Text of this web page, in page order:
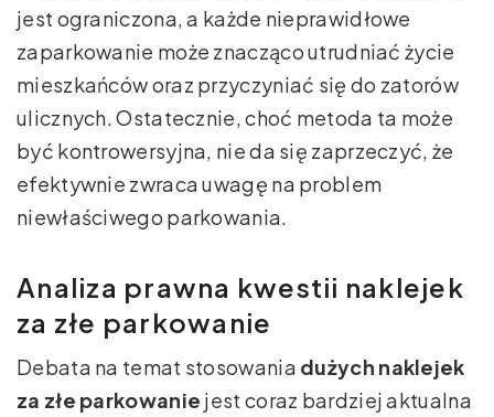
jest ograniczona, a każde nieprawidłowe
zaparkowanie może znacząco utrudniać życie
mieszkańców oraz przyczyniać się do zatorów
ulicznych. Ostatecznie, choć metoda ta może
być kontrowersyjna, nie da się zaprzeczyć, że
efektywnie zwraca uwagę na problem
niewłaściwego parkowania.
Analiza prawna kwestii naklejek
za złe parkowanie
Debata na temat stosowania dużych naklejek
za złe parkowanie jest coraz bardziej aktualna